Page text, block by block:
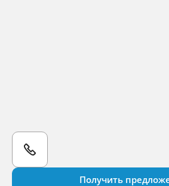
Получить